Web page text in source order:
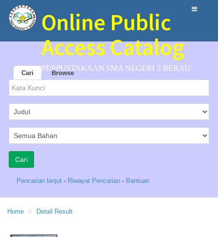
Online Public
Access Catalog
PERPUSTAKAAN SMA NEGERI 2 BERAU
Cari Browse
Pencarian lanjut - Riwayat Pencarian - Bantuan
Home Detail Result